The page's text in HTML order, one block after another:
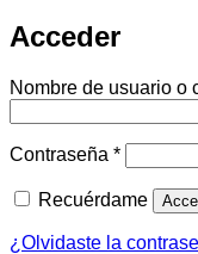
Acceder
Nombre de usuario o
Contraseña *
Recuérdame
¿Olvidaste la